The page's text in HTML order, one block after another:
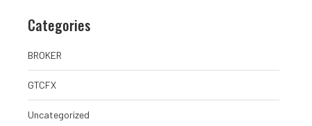
Categories
BROKER
GTCFX
Uncategorized